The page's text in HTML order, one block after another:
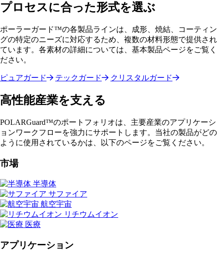
プロセスに合った形式を選ぶ
ポーラーガード™の各製品ラインは、成形、焼結、コーティン
グの特定のニーズに対応するため、複数の材料形態で提供され
ています。各素材の詳細については、基本製品ページをご覧く
ださい。
ピュアガード テックガード クリスタルガード
高性能産業を支える
POLARGuard™のポートフォリオは、主要産業のアプリケーシ
ョンワークフローを強力にサポートします。当社の製品がどの
ように使用されているかは、以下のページをご覧ください。
市場
半導体
サファイア
航空宇宙
リチウムイオン
医療
アプリケーション